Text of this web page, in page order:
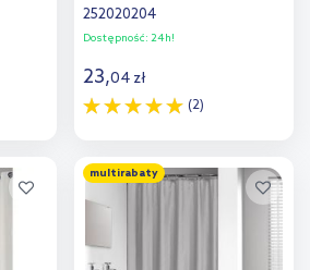
252020204
Dostępność: 24h!
23,04 zł
(2)
multirabaty